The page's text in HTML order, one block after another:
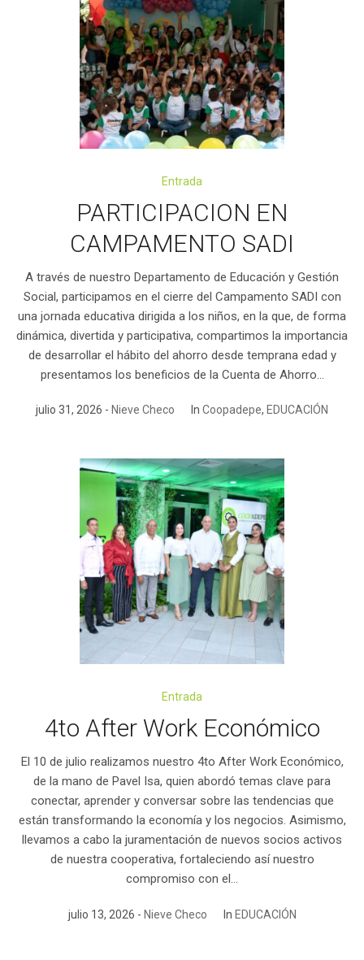
Entrada
PARTICIPACION EN
CAMPAMENTO SADI
A través de nuestro Departamento de Educación y Gestión
Social, participamos en el cierre del Campamento SADI con
una jornada educativa dirigida a los niños, en la que, de forma
dinámica, divertida y participativa, compartimos la importancia
de desarrollar el hábito del ahorro desde temprana edad y
presentamos los beneficios de la Cuenta de Ahorro...
julio 31, 2026 Nieve Checo In Coopadepe, EDUCACIÓN
Entrada
4to After Work Económico
El 10 de julio realizamos nuestro 4to After Work Económico,
de la mano de Pavel Isa, quien abordó temas clave para
conectar, aprender y conversar sobre las tendencias que
están transformando la economía y los negocios. Asimismo,
llevamos a cabo la juramentación de nuevos socios activos
de nuestra cooperativa, fortaleciendo así nuestro
compromiso con el...
julio 13, 2026 Nieve Checo In EDUCACIÓN